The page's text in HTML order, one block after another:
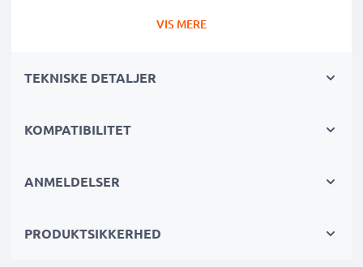
- færre opladninger og mindre
certificeret, A klasse batteri med beskyttelse mod
✔Grundig og omfattende test
at de holder og opretholder den korrekte kapacitet.
VIS MERE
TEKNISKE DETALJER
KOMPATIBILITET
ANMELDELSER
PRODUKTSIKKERHED